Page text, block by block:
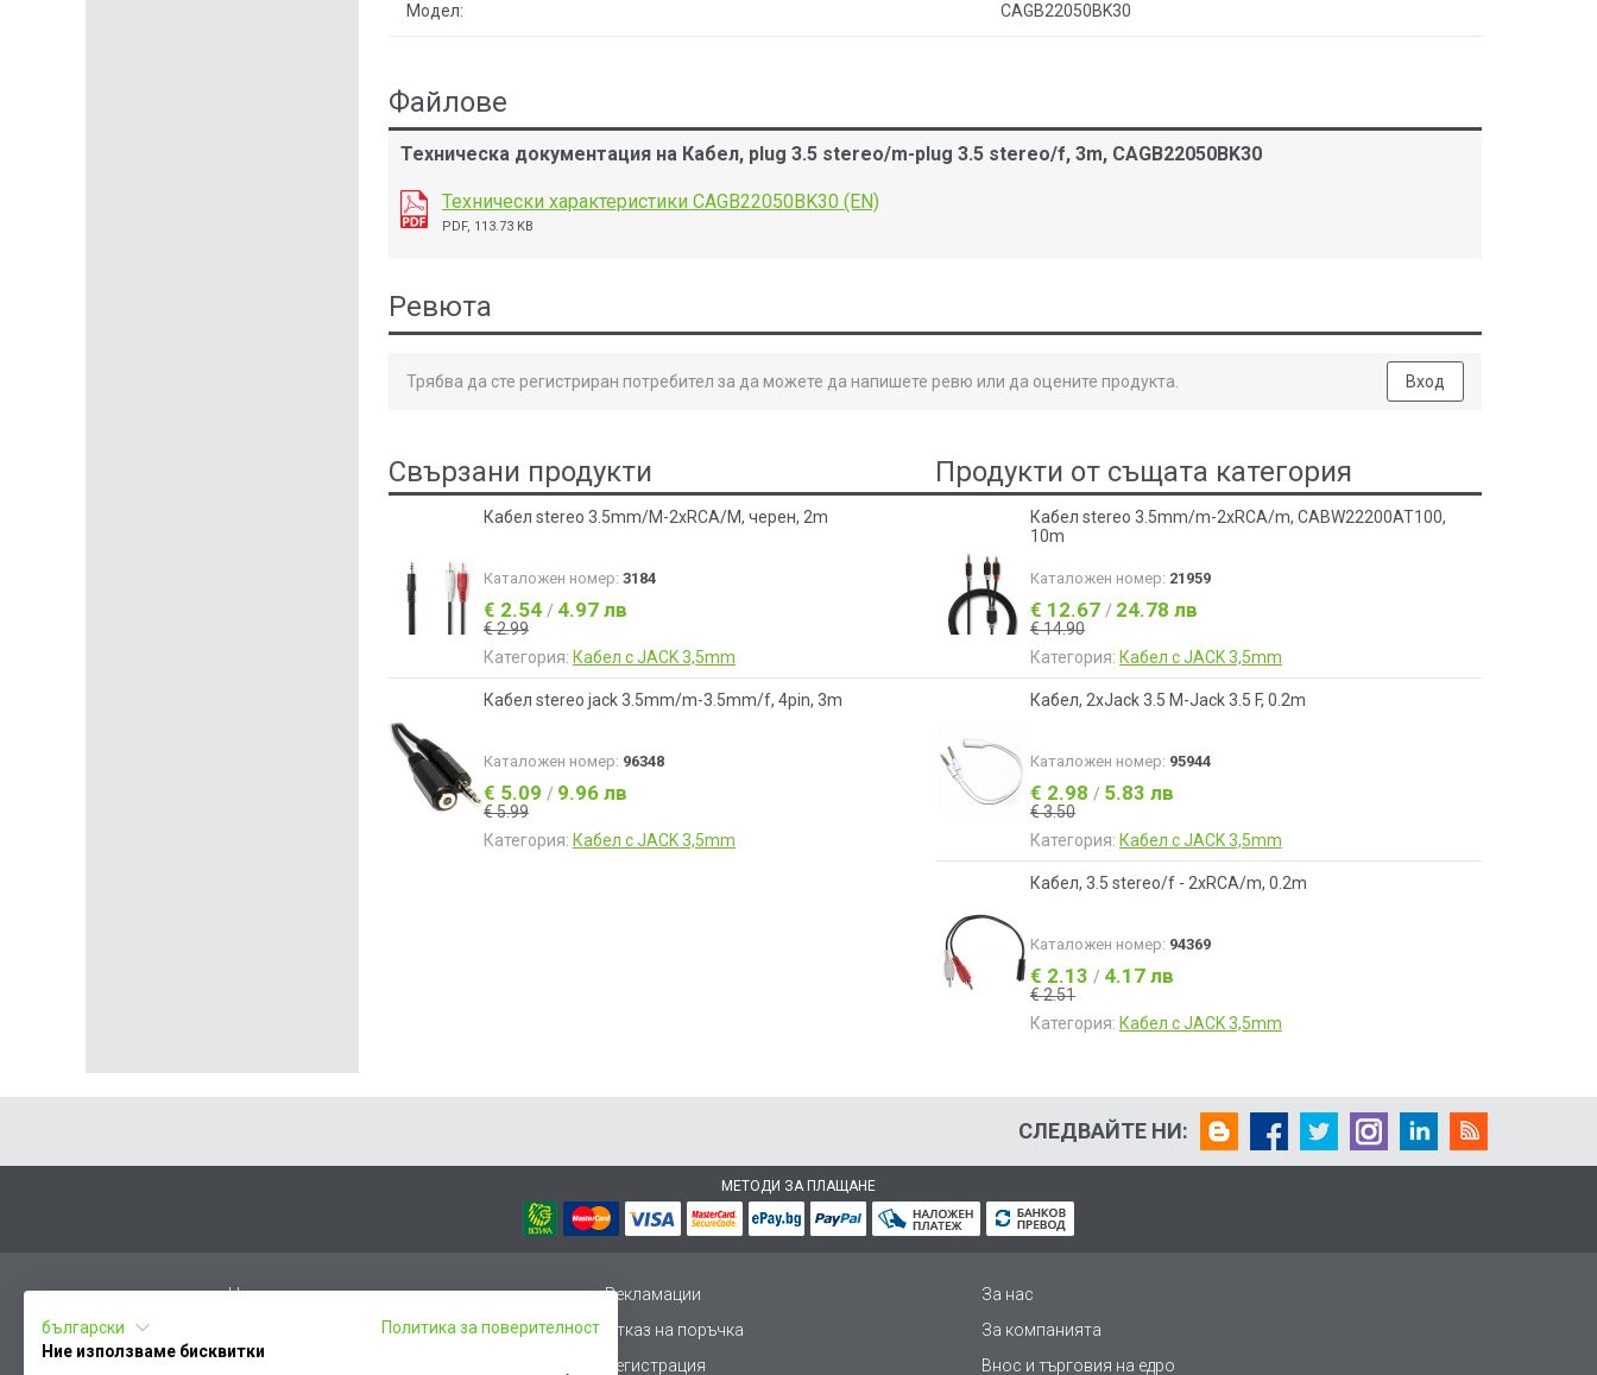
Модел: CAGB22050BK30
Файлове
Техническа документация на Кабел, plug 3.5 stereo/m-plug 3.5 stereo/f, 3m, CAGB22050BK30
Технически характеристики CAGB22050BK30 (EN)
PDF, 113.73 KB
Ревюта
Трябва да сте регистриран потребител за да можете да напишете ревю или да оцените продукта. Вход
Свързани продукти
Кабел stereo 3.5mm/M-2xRCA/M, черен, 2m
Каталожен номер: 3184
€ 2.54 / 4.97 лв
€ 2.99
Категория: Кабел с JACK 3,5mm
Кабел stereo jack 3.5mm/m-3.5mm/f, 4pin, 3m
Каталожен номер: 96348
€ 5.09 / 9.96 лв
€ 5.99
Категория: Кабел с JACK 3,5mm
Продукти от същата категория
Кабел stereo 3.5mm/m-2xRCA/m, CABW22200AT100,
10m
Каталожен номер: 21959
€ 12.67 / 24.78 лв
€ 14.90
Категория: Кабел с JACK 3,5mm
Кабел, 2xJack 3.5 M-Jack 3.5 F, 0.2m
Каталожен номер: 95944
€ 2.98 / 5.83 лв
€ 3.50
Категория: Кабел с JACK 3,5mm
Кабел, 3.5 stereo/f - 2xRCA/m, 0.2m
Каталожен номер: 94369
€ 2.13 / 4.17 лв
€ 2.51
Категория: Кабел с JACK 3,5mm
СЛЕДВАЙТЕ НИ:
МЕТОДИ ЗА ПЛАЩАНЕ
Начало Рекламации
За нас
Отказ на поръчка
За компанията
Регистрация Внос и търговия на едро
български
Политика за поверителност
Ние използваме бисквитки